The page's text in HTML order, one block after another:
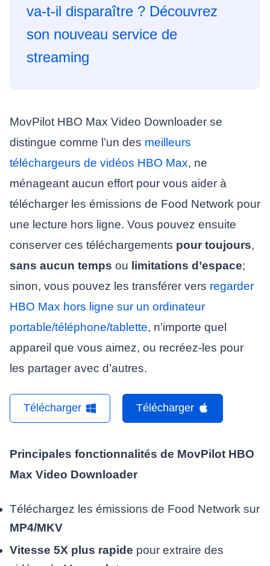
va-t-il disparaître ? Découvrez
son nouveau service de
streaming
MovPilot HBO Max Video Downloader se
distingue comme l’un des meilleurs
téléchargeurs de vidéos HBO Max, ne
ménageant aucun effort pour vous aider à
télécharger les émissions de Food Network pour
une lecture hors ligne. Vous pouvez ensuite
conserver ces téléchargements pour toujours,
sans aucun temps ou limitations d’espace;
sinon, vous pouvez les transférer vers regarder
HBO Max hors ligne sur un ordinateur
portable/téléphone/tablette, n’importe quel
appareil que vous aimez, ou recréez-les pour
les partager avec d’autres.
Télécharger Télécharger
Principales fonctionnalités de MovPilot HBO
Max Video Downloader
Téléchargez les émissions de Food Network sur
MP4/MKV
Vitesse 5X plus rapide pour extraire des